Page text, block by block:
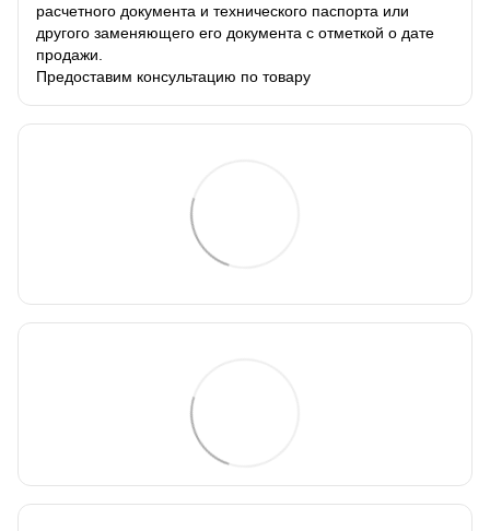
расчетного документа и технического паспорта или
другого заменяющего его документа с отметкой о дате
продажи.
Предоставим консультацию по товару